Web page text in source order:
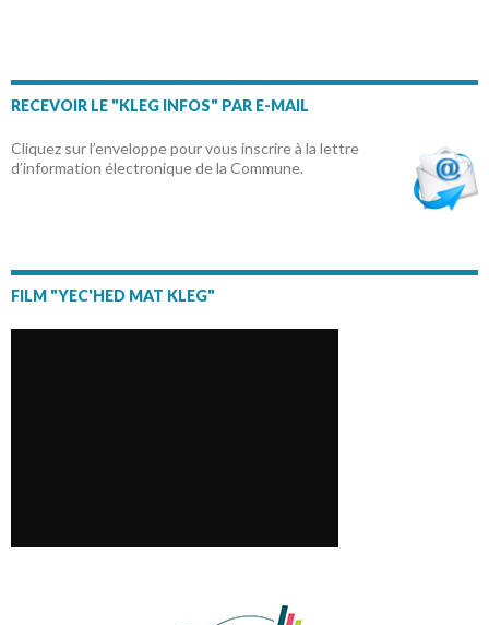
RECEVOIR LE "KLEG INFOS" PAR E-MAIL
Cliquez sur l’enveloppe pour vous inscrire à la lettre
d’information électronique de la Commune.
FILM "YEC'HED MAT KLEG"